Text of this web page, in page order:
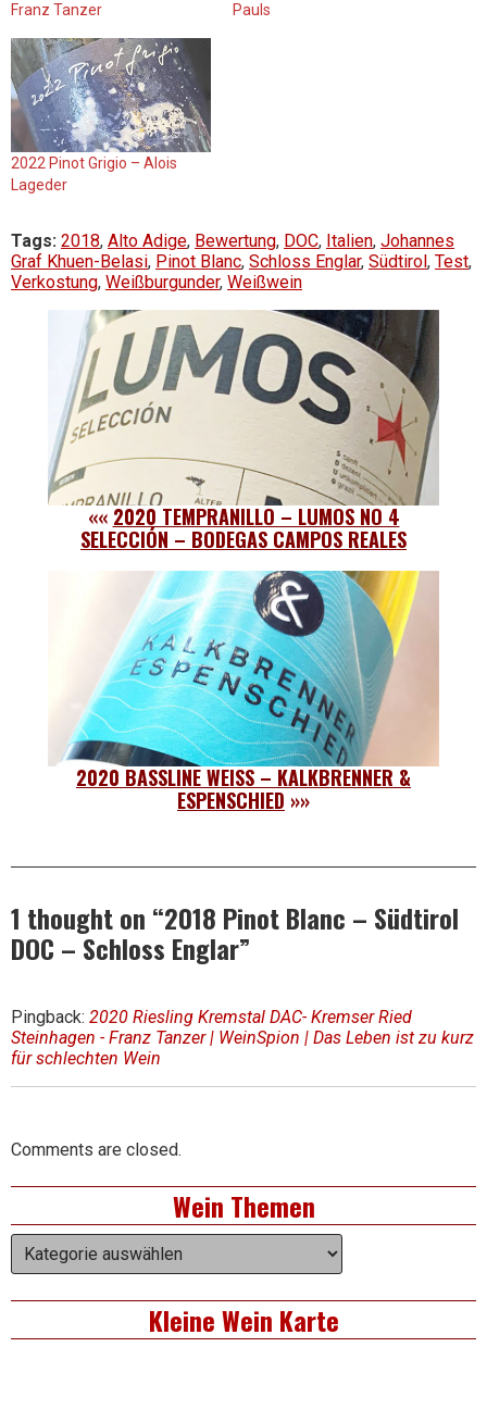
Franz Tanzer
Pauls
2022 Pinot Grigio – Alois
Lageder
Tags: 2018, Alto Adige, Bewertung, DOC, Italien, Johannes
Graf Khuen-Belasi, Pinot Blanc, Schloss Englar, Südtirol , Test,
Verkostung, Weißburgunder, Weißwein
«« 2020 TEMPRANILLO – LUMOS NO 4
SELECCIÓN – BODEGAS CAMPOS REALES
2020 BASSLINE WEISS – KALKBRENNER &
ESPENSCHIED »»
1 thought on “2018 Pinot Blanc – Südtirol
DOC – Schloss Englar”
Pingback: 2020 Riesling Kremstal DAC- Kremser Ried
Steinhagen - Franz Tanzer | WeinSpion | Das Leben ist zu kurz
für schlechten Wein
Comments are closed.
Asides
Wein Themen
Wein
Themen
Kleine Wein Karte